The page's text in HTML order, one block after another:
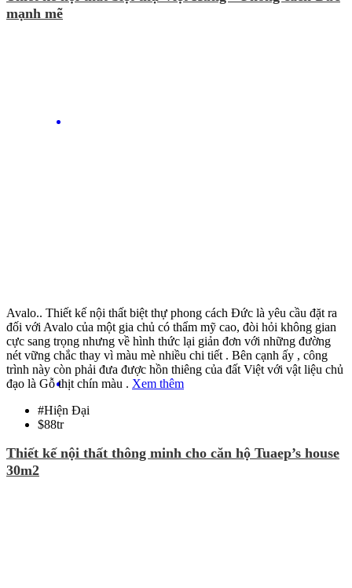
mạnh mẽ
Avalo.. Thiết kế nội thất biệt thự phong cách Đức là yêu cầu đặt ra
đối với Avalo của một gia chủ có thẩm mỹ cao, đòi hỏi không gian
cực sang trọng nhưng về hình thức lại giản đơn với những đường
nét vững chắc thay vì màu mè nhiều chi tiết . Bên cạnh ấy , công
trình này còn phải đưa được hồn thiêng của đất Việt với vật liệu chủ
đạo là Gỗ thịt chín màu . Xem thêm
#Hiện Đại
$88tr
Thiết kế nội thất thông minh cho căn hộ Tuaep’s house
30m2